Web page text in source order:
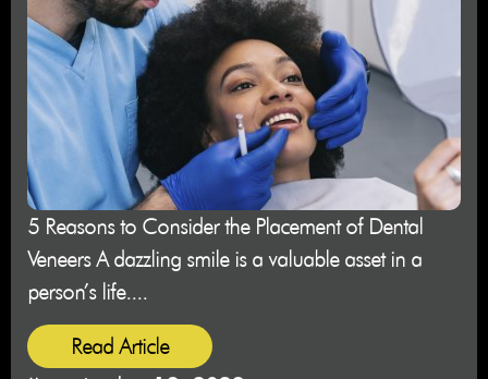
5 Reasons to Consider the Placement of Dental
Veneers A dazzling smile is a valuable asset in a
person’s life....
Read Article